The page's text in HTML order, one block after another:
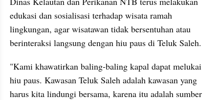
edukasi dan sosialisasi terhadap wisata ramah
lingkungan, agar wisatawan tidak bersentuhan atau
berinteraksi langsung dengan hiu paus di Teluk Saleh.
"Kami khawatirkan baling-baling kapal dapat melukai
hiu paus. Kawasan Teluk Saleh adalah kawasan yang
harus kita lindungi bersama, karena itu adalah sumber